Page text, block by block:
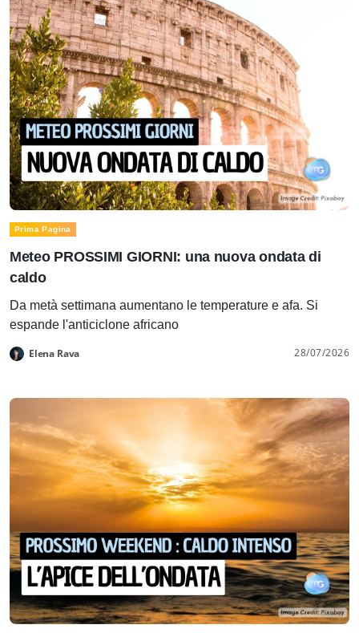
Prima Pagina
Meteo PROSSIMI GIORNI: una nuova ondata di
caldo
Da metà settimana aumentano le temperature e afa. Si
espande l'anticiclone africano
Elena Rava 28/07/2026